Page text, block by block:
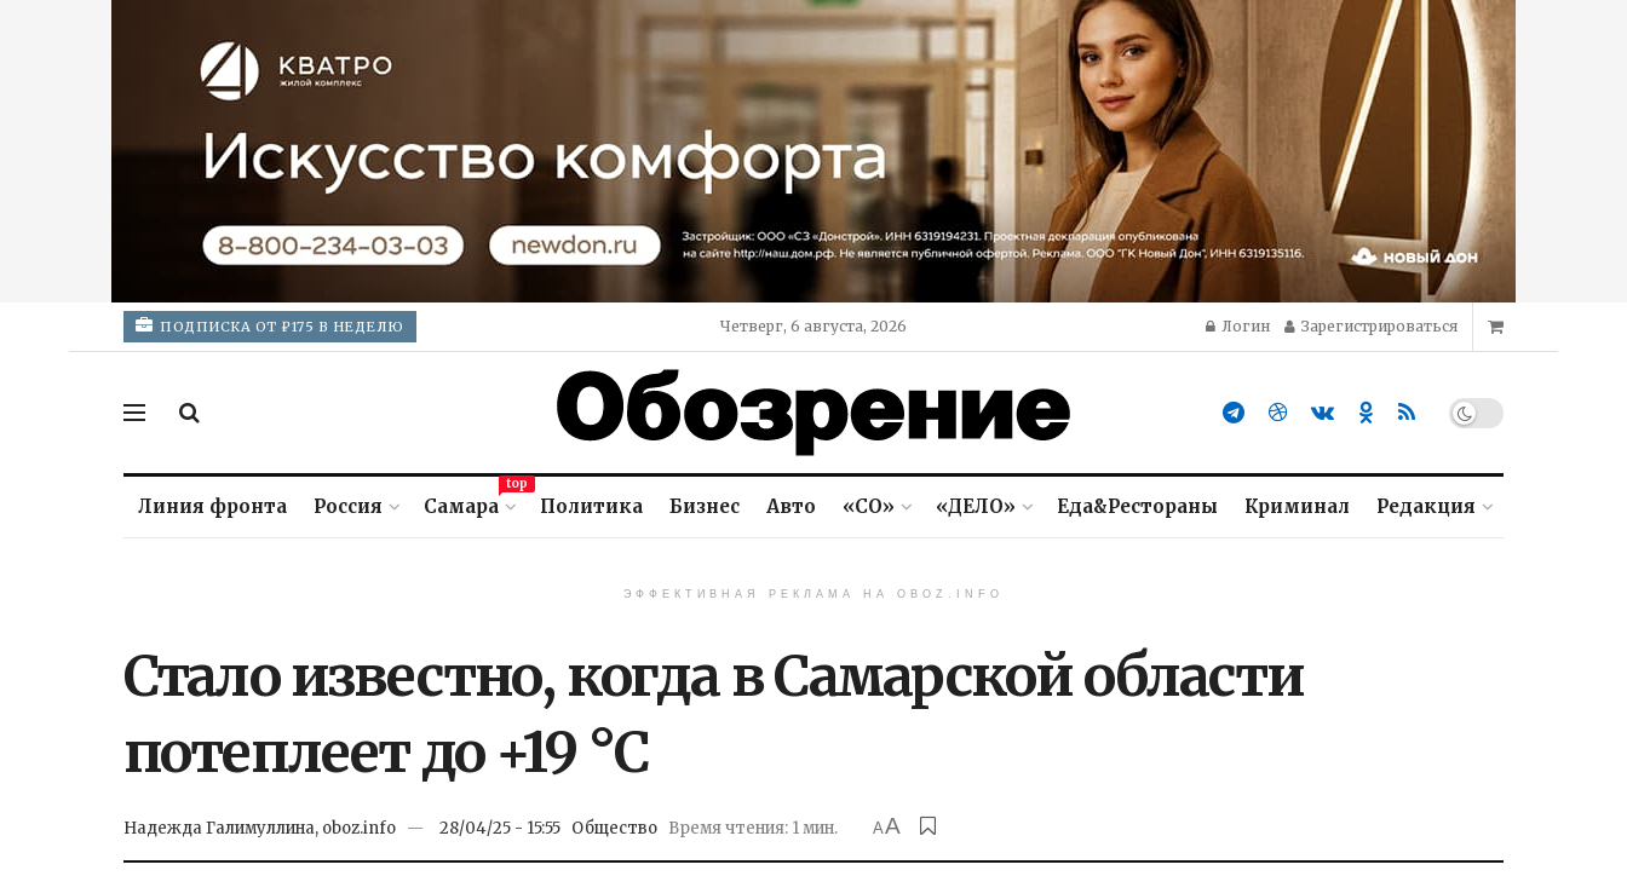
ПОДПИСКА ОТ ₽175 В НЕДЕЛЮ Четверг, 6 августа, 2026 Логин Зарегистрироваться
Линия фронта Россия Самара
top
Политика Бизнес Авто «СО» «ДЕЛО» Еда&Рестораны Криминал Редакция
ЭФФЕКТИВНАЯ РЕКЛАМА НА OBOZ.INFO
Стало известно, когда в Самарской области
потеплеет до +19 °C
Надежда Галимуллина, oboz.info 28/04/25 - 15:55 Общество Время чтения: 1 мин. AA